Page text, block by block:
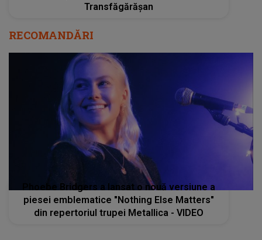
Transfăgărășan
RECOMANDĂRI
Phoebe Bridgers a lansat o nouă versiune a
piesei emblematice "Nothing Else Matters"
din repertoriul trupei Metallica - VIDEO